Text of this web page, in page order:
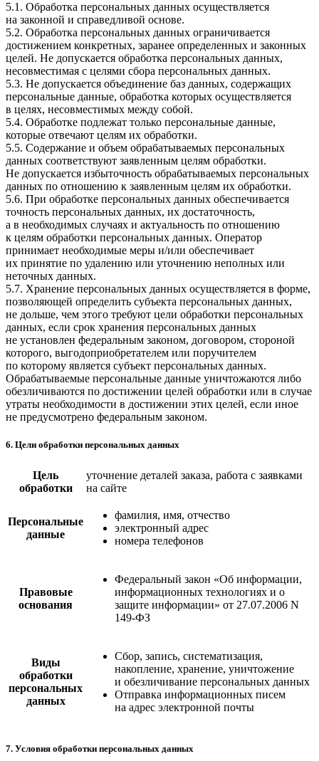
5.1. Обработка персональных данных осуществляется
на законной и справедливой основе.
5.2. Обработка персональных данных ограничивается
достижением конкретных, заранее определенных и законных
целей. Не допускается обработка персональных данных,
несовместимая с целями сбора персональных данных.
5.3. Не допускается объединение баз данных, содержащих
персональные данные, обработка которых осуществляется
в целях, несовместимых между собой.
5.4. Обработке подлежат только персональные данные,
которые отвечают целям их обработки.
5.5. Содержание и объем обрабатываемых персональных
данных соответствуют заявленным целям обработки.
Не допускается избыточность обрабатываемых персональных
данных по отношению к заявленным целям их обработки.
5.6. При обработке персональных данных обеспечивается
точность персональных данных, их достаточность,
а в необходимых случаях и актуальность по отношению
к целям обработки персональных данных. Оператор
принимает необходимые меры и/или обеспечивает
их принятие по удалению или уточнению неполных или
неточных данных.
5.7. Хранение персональных данных осуществляется в форме,
позволяющей определить субъекта персональных данных,
не дольше, чем этого требуют цели обработки персональных
данных, если срок хранения персональных данных
не установлен федеральным законом, договором, стороной
которого, выгодоприобретателем или поручителем
по которому является субъект персональных данных.
Обрабатываемые персональные данные уничтожаются либо
обезличиваются по достижении целей обработки или в случае
утраты необходимости в достижении этих целей, если иное
не предусмотрено федеральным законом.
6. Цели обработки персональных данных
Цель
обработки
уточнение деталей заказа, работа с заявками
на сайте
Персональные
данные
фамилия, имя, отчество
электронный адрес
номера телефонов
Правовые
основания
Федеральный закон «Об информации,
информационных технологиях и о
защите информации» от 27.07.2006 N
149-ФЗ
Виды
обработки
персональных
данных
Сбор, запись, систематизация,
накопление, хранение, уничтожение
и обезличивание персональных данных
Отправка информационных писем
на адрес электронной почты
7. Условия обработки персональных данных